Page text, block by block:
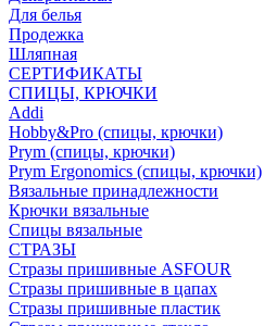
Для белья
Продежка
Шляпная
СЕРТИФИКАТЫ
СПИЦЫ, КРЮЧКИ
Addi
Hobby&Pro (спицы, крючки)
Prym (спицы, крючки)
Prym Ergonomics (спицы, крючки)
Вязальные принадлежности
Крючки вязальные
Спицы вязальные
СТРАЗЫ
Стразы пришивные ASFOUR
Стразы пришивные в цапах
Стразы пришивные пластик